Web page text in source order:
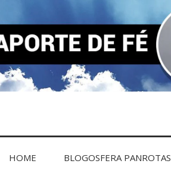
FÉ
HOME BLOGOSFERA PANROTAS